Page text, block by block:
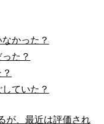
かった？
た？
ていた？
が、最近は評価され